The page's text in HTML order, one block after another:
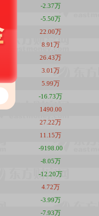
-2.37万
-5.50万
22.00万
8.91万
26.43万
3.01万
5.99万
-16.73万
1490.00
27.22万
11.15万
-9198.00
-8.05万
-12.20万
4.72万
-3.99万
-7.93万